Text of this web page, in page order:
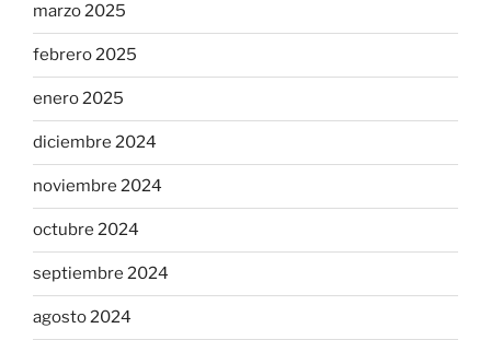
marzo 2025
febrero 2025
enero 2025
diciembre 2024
noviembre 2024
octubre 2024
septiembre 2024
agosto 2024